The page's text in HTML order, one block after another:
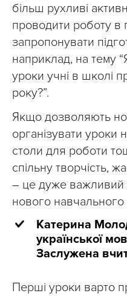
більш рухливі
проводити роботу в
запропонувати
наприклад, на тему
уроки учні в школі
року?”.
Якщо дозволяють
організувати уроки
столи для роботи
спільну творчість,
– це дуже важливий
нового навчального
Катерина
української
Заслужена
Перші уроки варто